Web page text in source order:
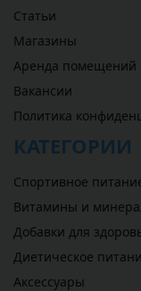
Статьи
Магазины
Аренда помещений
Вакансии
Политика
КАТЕГОРИИ
Спортивное
Витамины и
Добавки для
Диетическое
Аксессуары